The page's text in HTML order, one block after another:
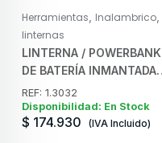
Herramientas, Inalambrico,
linternas
LINTERNA / POWERBANK
DE BATERÍA INMANTADA
STAYER
REF: 1.3032
Disponibilidad: En Stock
$ 174.930 (IVA Incluido)